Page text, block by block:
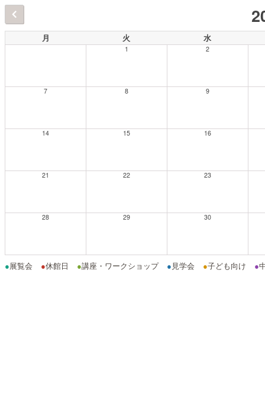
月 火 水
1 2
7 8 9
14 15 16
21 22 23
28 29 30
●展覧会 ●休館日 ●講座・ワークショップ ● 見学会 ●子ども向け ●